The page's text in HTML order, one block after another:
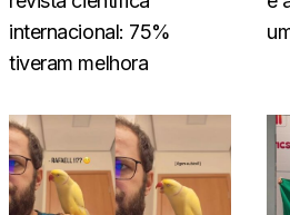
internacional: 75%
tiveram melhora